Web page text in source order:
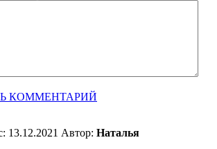
КОММЕНТАРИЙ
13.12.2021 Автор: Наталья